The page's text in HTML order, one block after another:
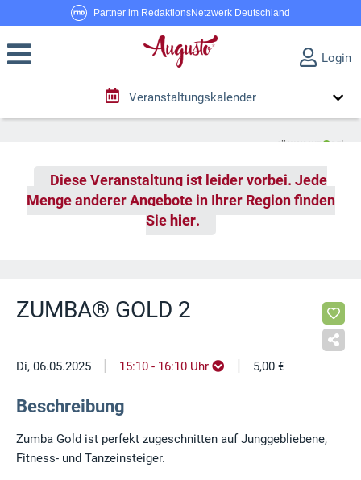
Partner im RedaktionsNetzwerk Deutschland
Login
Veranstaltungskalender
Diese Veranstaltung ist leider vorbei. Jede
Menge anderer Angebote in Ihrer Region finden
Sie hier.
ZUMBA® GOLD 2
Di, 06.05.2025 | 15:10 - 16:10 Uhr | 5,00 €
Beschreibung
Zumba Gold ist perfekt zugeschnitten auf Junggebliebene,
Fitness- und Tanzeinsteiger.